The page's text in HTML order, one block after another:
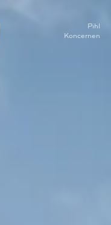
Pihl
Koncernen